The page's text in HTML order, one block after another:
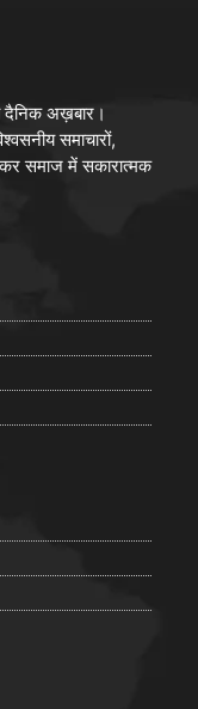
दैनिक अख़बार।
समाचारों,
समाज में सकारात्मक